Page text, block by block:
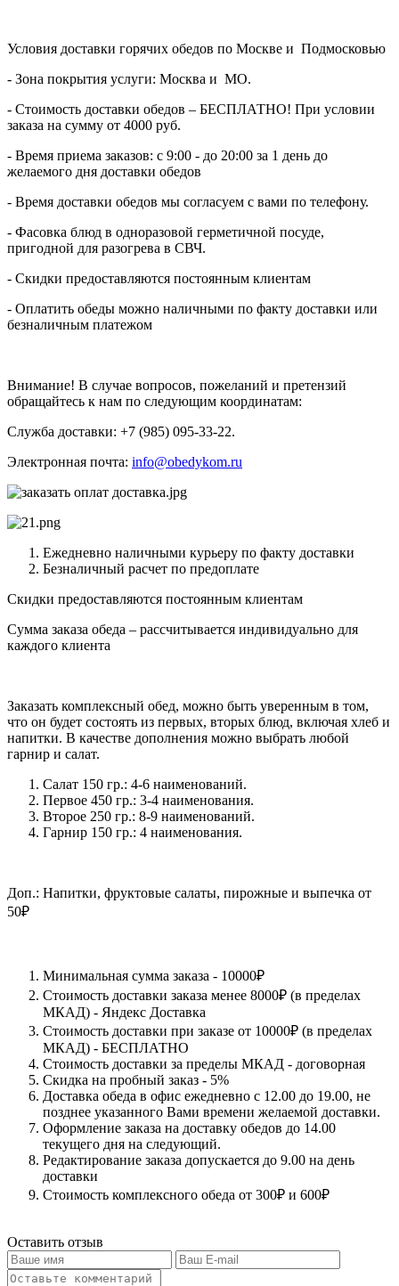
Условия доставки горячих обедов по Москве и Подмосковью
- Зона покрытия услуги: Москва и МО.
- Стоимость доставки обедов – БЕСПЛАТНО! При условии
заказа на сумму от 4000 руб.
- Время приема заказов: с 9:00 - до 20:00 за 1 день до
желаемого дня доставки обедов
- Время доставки обедов мы согласуем с вами по телефону.
- Фасовка блюд в одноразовой герметичной посуде,
пригодной для разогрева в СВЧ.
- Скидки предоставляются постоянным клиентам
- Оплатить обеды можно наличными по факту доставки или
безналичным платежом
Внимание! В случае вопросов, пожеланий и претензий
обращайтесь к нам по следующим координатам:
Служба доставки: +7 (985) 095-33-22.
Электронная почта: info@obedykom.ru
Ежедневно наличными курьеру по факту доставки
Безналичный расчет по предоплате
Скидки предоставляются постоянным клиентам
Сумма заказа обеда – рассчитывается индивидуально для
каждого клиента
Заказать комплексный обед, можно быть уверенным в том,
что он будет состоять из первых, вторых блюд, включая хлеб и
напитки. В качестве дополнения можно выбрать любой
гарнир и салат.
Салат 150 гр.: 4-6 наименований.
Первое 450 гр.: 3-4 наименования.
Второе 250 гр.: 8-9 наименований.
Гарнир 150 гр.: 4 наименования.
Доп.: Напитки, фруктовые салаты, пирожные и выпечка от
50₽
Минимальная сумма заказа - 10000₽
Стоимость доставки заказа менее 8000₽ (в пределах
МКАД) - Яндекс Доставка
Стоимость доставки при заказе от 10000₽ (в пределах
МКАД) - БЕСПЛАТНО
Стоимость доставки за пределы МКАД - договорная
Скидка на пробный заказ - 5%
Доставка обеда в офис ежедневно с 12.00 до 19.00, не
позднее указанного Вами времени желаемой доставки.
Оформление заказа на доставку обедов до 14.00
текущего дня на следующий.
Редактирование заказа допускается до 9.00 на день
доставки
Стоимость комплексного обеда от 300₽ и 600₽
Оставить отзыв